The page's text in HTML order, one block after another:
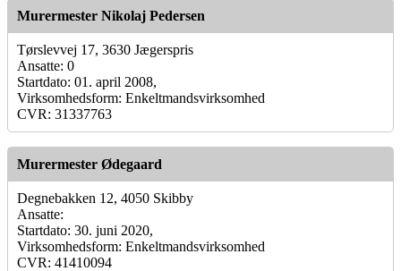
Murermester Nikolaj Pedersen
Tørslevvej 17, 3630 Jægerspris
Ansatte: 0
Startdato: 01. april 2008,
Virksomhedsform: Enkeltmandsvirksomhed
CVR: 31337763
Murermester Ødegaard
Degnebakken 12, 4050 Skibby
Ansatte:
Startdato: 30. juni 2020,
Virksomhedsform: Enkeltmandsvirksomhed
CVR: 41410094